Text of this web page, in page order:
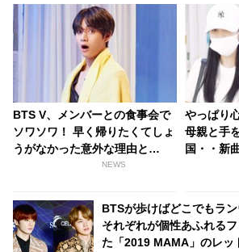
BTS V、メンバーとの食事会で
ソワソワ！ 早く帰りたくてしょ
うがなかった意外な理由と
NEWS
やっぱり
母親と手
国・・新
もファン
BTSが歩けばどこでもラ
それぞれが個性あふれる
た「2019 MAMA」のレッ